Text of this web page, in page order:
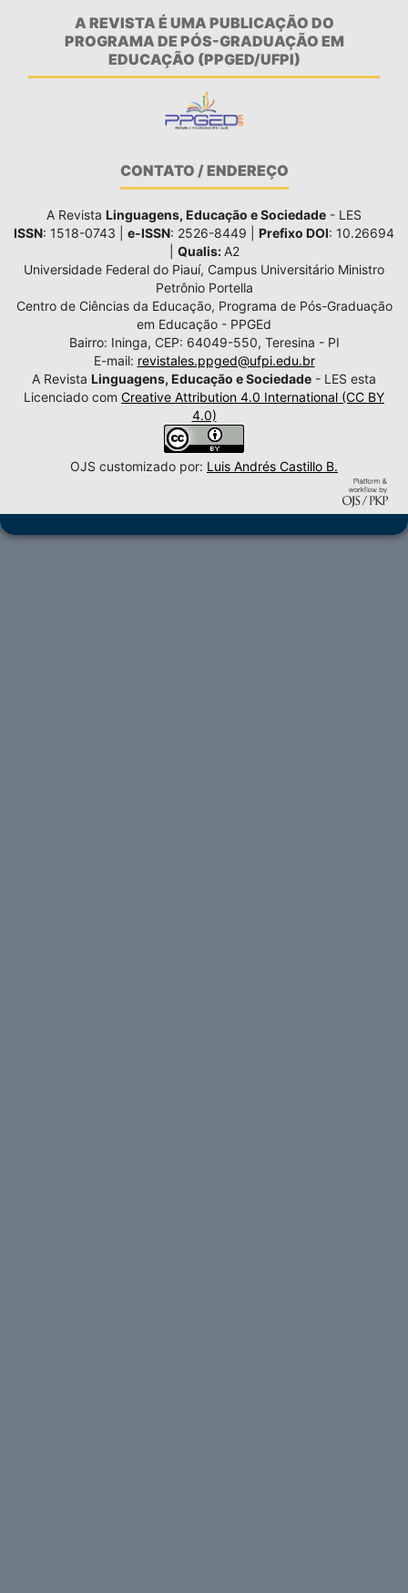
A REVISTA É UMA PUBLICAÇÃO DO
PROGRAMA DE PÓS-GRADUAÇÃO EM
EDUCAÇÃO (PPGED/UFPI)
CONTATO / ENDEREÇO
A Revista Linguagens, Educação e Sociedade - LES
ISSN: 1518-0743 | e-ISSN: 2526-8449 | Prefixo DOI: 10.26694
Qualis: A2
Universidade Federal do Piauí, Campus Universitário Ministro
Petrônio Portella
Centro de Ciências da Educação, Programa de Pós-Graduação
em Educação - PPGEd
Bairro: Ininga, CEP: 64049-550, Teresina - PI
E-mail: revistales.ppged@ufpi.edu.br
A Revista Linguagens, Educação e Sociedade - LES esta
Licenciado com Creative Attribution 4.0 International (CC BY
4.0)
OJS customizado por: Luis Andrés Castillo B.